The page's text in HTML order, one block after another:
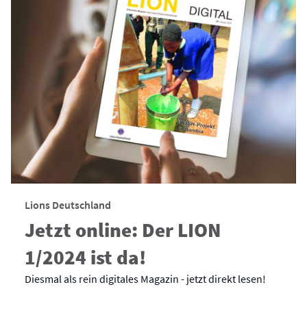
Lions Deutschland
Jetzt online: Der LION
1/2024 ist da!
Diesmal als rein digitales Magazin - jetzt direkt lesen!